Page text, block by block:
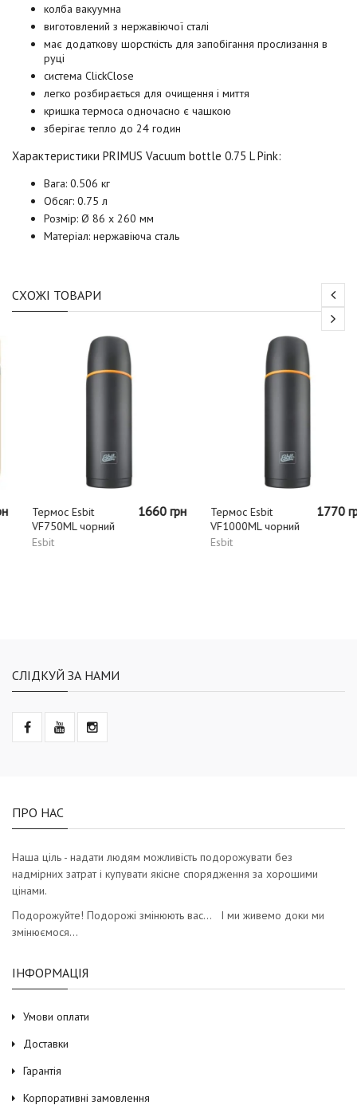
колба вакуумна
виготовлений з нержавіючої сталі
має додаткову шорсткість для запобігання прослизання в
руці
система ClickClose
легко розбирається для очищення і миття
кришка термоса одночасно є чашкою
зберігає тепло до 24 годин
Характеристики PRIMUS Vacuum bottle 0.75 L Pink:
Вага: 0.506 кг
Обсяг: 0.75 л
Розмір: Ø 86 x 260 мм
Матеріал: нержавіюча сталь
СХОЖІ ТОВАРИ
Термос Esbit
VF750ML чорний
Esbit
1660 грн
Термос Esbit
VF1000ML чорний
Esbit
1770 грн
СЛІДКУЙ ЗА НАМИ
ПРО НАС
Наша ціль - надати людям можливість подорожувати без
надмірних затрат і купувати якісне спорядження за хорошими
цінами.
Подорожуйте! Подорожі змінюють вас… І ми живемо доки ми
змінюємося…
ІНФОРМАЦІЯ
Умови оплати
Доставки
Гарантія
Корпоративні замовлення